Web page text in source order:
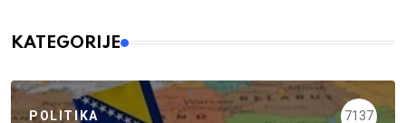
KATEGORIJE
POLITIKA 7137